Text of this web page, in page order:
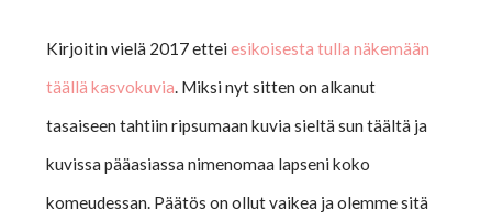
Kirjoitin vielä 2017 etteiesikoisesta tulla näkemään
täällä kasvokuvia. Miksi nyt sitten on alkanut
tasaiseen tahtiin ripsumaan kuvia sieltä sun täältä ja
kuvissa pääasiassa nimenomaa lapseni koko
komeudessan. Päätös on ollut vaikea ja olemme sitä